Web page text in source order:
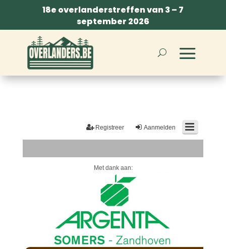
18e overlanderstreffen van 3 – 7
september 2026